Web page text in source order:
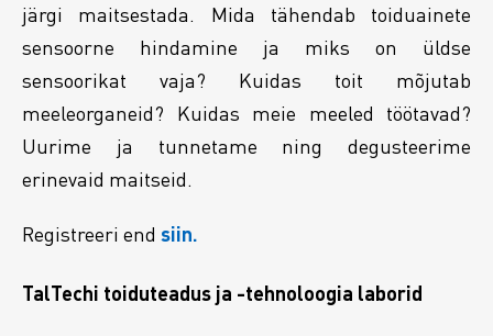
järgi maitsestada. Mida tähendab toiduainete
sensoorne hindamine ja miks on üldse
sensoorikat vaja? Kuidas toit mõjutab
meeleorganeid? Kuidas meie meeled töötavad?
Uurime ja tunnetame ning degusteerime
erinevaid maitseid.
Registreeri end siin.
TalTechi toiduteadus ja -tehnoloogia laborid